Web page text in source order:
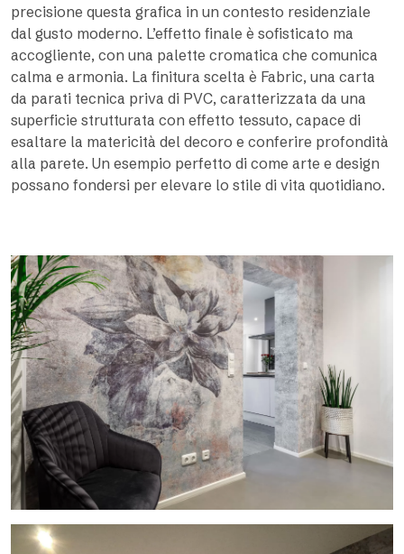
precisione questa grafica in un contesto residenziale
dal gusto moderno. L’effetto finale è sofisticato ma
accogliente, con una palette cromatica che comunica
calma e armonia. La finitura scelta è Fabric, una carta
da parati tecnica priva di PVC, caratterizzata da una
superficie strutturata con effetto tessuto, capace di
esaltare la matericità del decoro e conferire profondità
alla parete. Un esempio perfetto di come arte e design
possano fondersi per elevare lo stile di vita quotidiano.